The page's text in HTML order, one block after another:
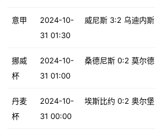
意甲
2024-10-
31 01:30
威尼斯 3:2 乌迪内斯
挪威
杯
2024-10-
31 01:00
桑德尼斯 0:2 莫尔德
丹麦
杯
2024-10-
31 00:00
埃斯比约 0:2 奥尔堡